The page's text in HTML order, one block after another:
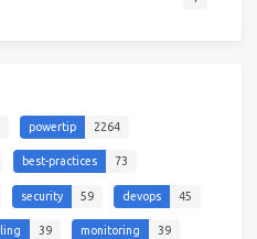
powertip 2264
best-practices 73
security 59 devops 45
39 monitoring 39